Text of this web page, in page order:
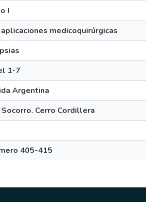
I
medicoquirúrgicas
1-7
Argentina
Cerro Cordillera
405-415